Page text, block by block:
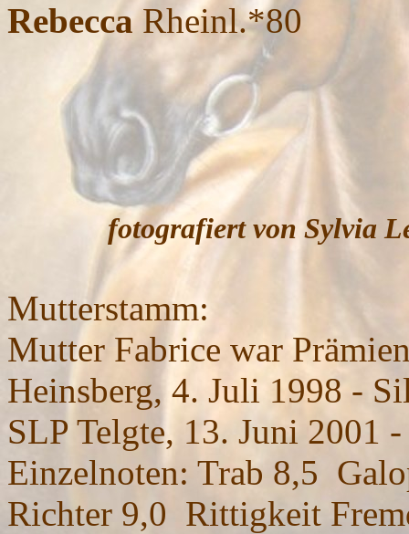
RebeccaRheinl.*80
fotografiert von Sylvia
Mutterstamm:
Mutter Fabrice war
Heinsberg, 4. Juli 1998 -
SLP Telgte, 13. Juni 2001
Einzelnoten: Trab 8,5
Richter 9,0 Rittigkeit